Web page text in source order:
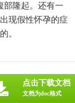
部隆起。还有一
现假性怀孕的症
。
点击下载文档
文档为doc格式